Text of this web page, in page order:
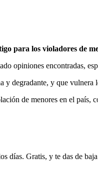
para los violadores de
opiniones encontradas,
degradante, y que vulnera
de menores en el país,
días. Gratis, y te das de